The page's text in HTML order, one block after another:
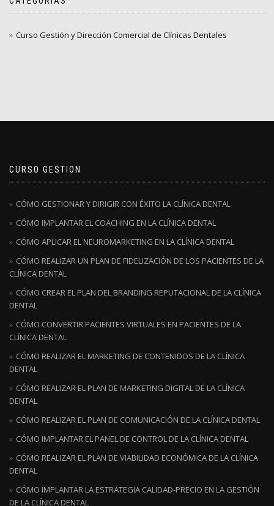
Curso Gestión y Dirección Comercial de Clínicas Dentales
CURSO GESTION
CÓMO GESTIONAR Y DIRIGIR CON ÉXITO LA CLÍNICA DENTAL
CÓMO IMPLANTAR EL COACHING EN LA CLÍNICA DENTAL
CÓMO APLICAR EL NEUROMARKETING EN LA CLÍNICA DENTAL
CÓMO REALIZAR UN PLAN DE FIDELIZACIÓN DE LOS PACIENTES DE LA
CLÍNICA DENTAL
CÓMO CREAR EL PLAN DEL BRANDING REPUTACIONAL DE LA CLÍNICA
DENTAL
CÓMO CONVERTIR PACIENTES VIRTUALES EN PACIENTES DE LA
CLÍNICA DENTAL
CÓMO REALIZAR EL MARKETING DE CONTENIDOS DE LA CLÍNICA
DENTAL
CÓMO REALIZAR EL PLAN DE MARKETING DIGITAL DE LA CLÍNICA
DENTAL
CÓMO REALIZAR EL PLAN DE COMUNICACIÓN DE LA CLÍNICA DENTAL
CÓMO IMPLANTAR EL PANEL DE CONTROL DE LA CLÍNICA DENTAL
CÓMO REALIZAR EL PLAN DE VIABILIDAD ECONÓMICA DE LA CLÍNICA
DENTAL
CÓMO IMPLANTAR LA ESTRATEGIA CALIDAD-PRECIO EN LA GESTIÓN
DE LA CLÍNICA DENTAL